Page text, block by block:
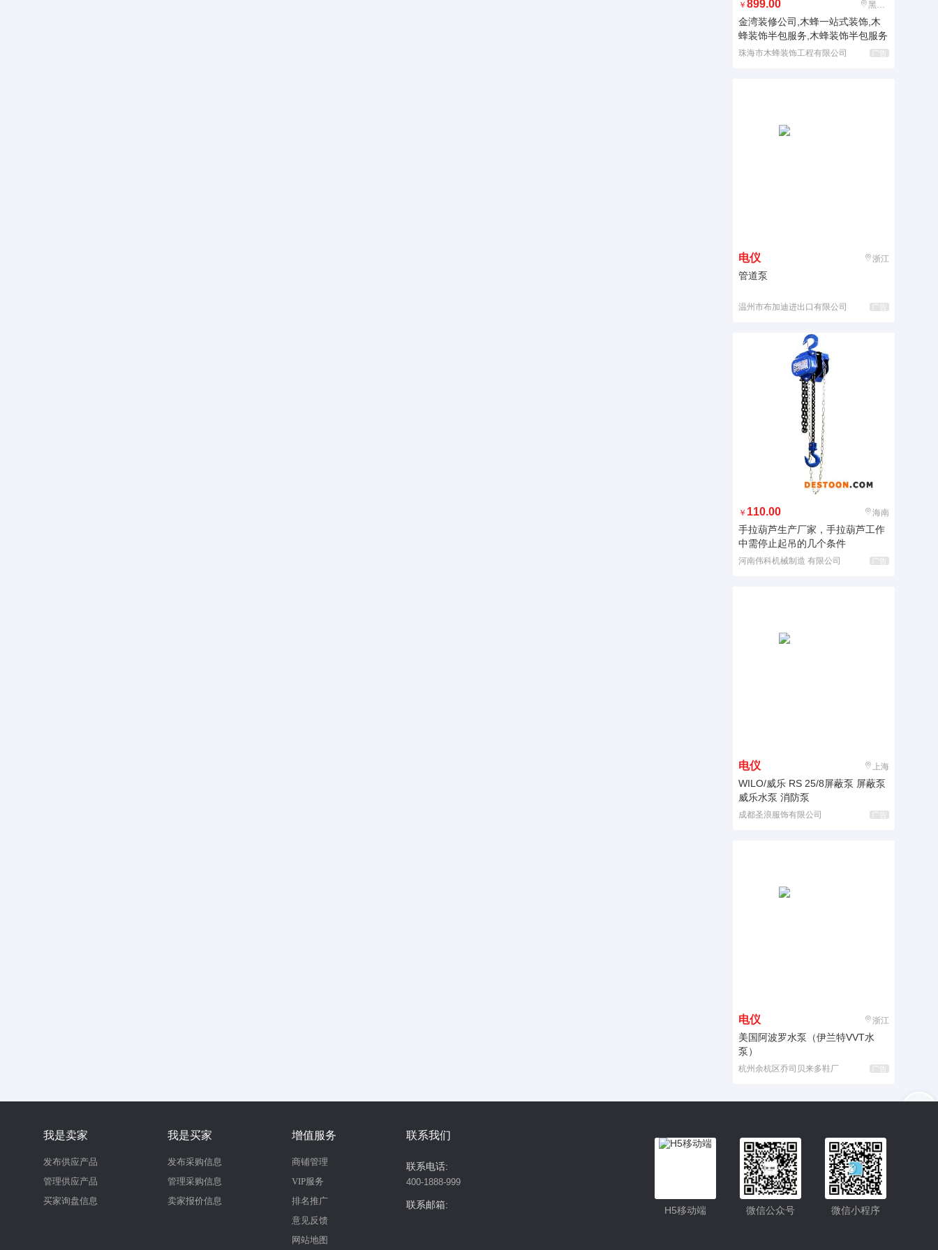
￥ 899.00 黑龙江
金湾装修公司,木蜂一站式装饰,木
蜂装饰半包服务,木蜂装饰半包服务
珠海市木蜂装饰工程有限公司 广告
电仪 浙江
管道泵
温州市布加迪进出口有限公司 广告
￥ 110.00 海南
手拉葫芦生产厂家，手拉葫芦工作
中需停止起吊的几个条件
河南伟科机械制造 有限公司 广告
电仪 上海
WILO/威乐 RS 25/8屏蔽泵 屏蔽泵
威乐水泵 消防泵
成都圣浪服饰有限公司 广告
电仪 浙江
美国阿波罗水泵（伊兰特VVT水
泵）
杭州余杭区乔司贝来多鞋厂 广告
我是卖家
发布供应产品
管理供应产品
买家询盘信息
我是买家
发布采购信息
管理采购信息
卖家报价信息
增值服务
商铺管理
VIP服务
排名推广
意见反馈
网站地图
联系我们
联系电话:
400-1888-999
联系邮箱: 微信小程序
微信公众号
H5移动端